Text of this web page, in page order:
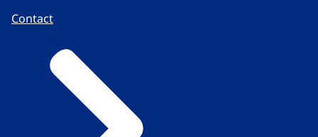
Contact